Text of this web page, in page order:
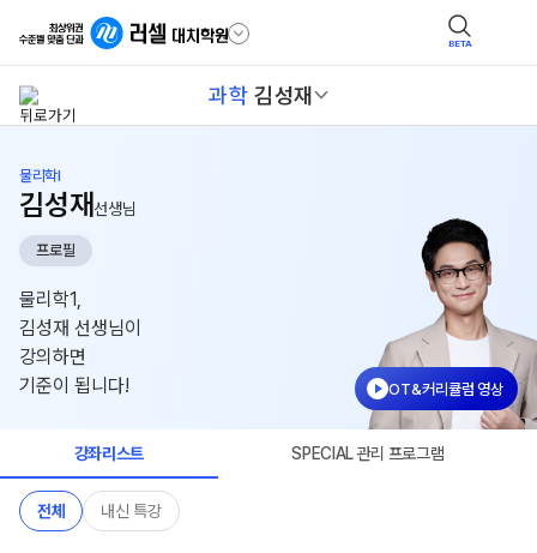
BETA
과학 김성재
물리학I
김성재 선생님
프로필
물리학1,
김성재 선생님이
강의하면
기준이 됩니다!
OT&커리큘럼 영상
강좌리스트 SPECIAL 관리 프로그램
전체 내신 특강